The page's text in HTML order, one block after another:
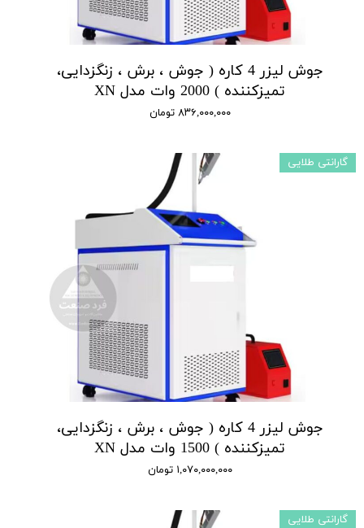
جوش لیزر 4 کاره ( جوش ، برش ، زنگزدایی،
تمیزکننده ) 2000 وات مدل XN
۸۳۶,۰۰۰,۰۰۰ تومان
جوش لیزر 4 کاره ( جوش ، برش ، زنگزدایی،
تمیزکننده ) 1500 وات مدل XN
۱,۰۷۰,۰۰۰,۰۰۰ تومان
گارانتی طلایی
گارانتی طلایی